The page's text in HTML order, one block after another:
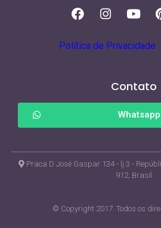
Política de Privacidade
Contato
Whatsapp
Praca D José Gaspar 134 - lj 3 -
912, Brasil
© Copyright 2017. Todos os